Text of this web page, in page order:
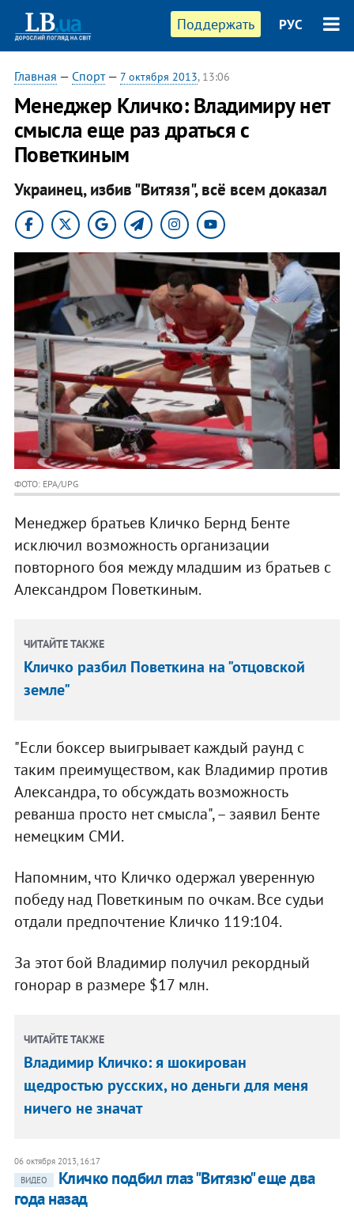
Поддержать РУС
Главная — Спорт— 7 октября 2013, 13:06
Менеджер Кличко: Владимиру нет
смысла еще раз драться с
Поветкиным
Украинец, избив "Витязя", всё всем доказал
ФОТО: EPA/UPG
Менеджер братьев Кличко Бернд Бенте
исключил возможность организации
повторного боя между младшим из братьев с
Александром Поветкиным.
ЧИТАЙТЕ ТАКЖЕ
Кличко разбил Поветкина на "отцовской
земле"
"Если боксер выигрывает каждый раунд с
таким преимуществом, как Владимир против
Александра, то обсуждать возможность
реванша просто нет смысла", – заявил Бенте
немецким СМИ.
Напомним, что Кличко одержал уверенную
победу над Поветкиным по очкам. Все судьи
отдали предпочтение Кличко 119:104.
За этот бой Владимир получил рекордный
гонорар в размере $17 млн.
ЧИТАЙТЕ ТАКЖЕ
Владимир Кличко: я шокирован
щедростью русских, но деньги для меня
ничего не значат
06 октября 2013, 16:17
ВИДЕО
Кличко подбил глаз "Витязю" еще два
года назад